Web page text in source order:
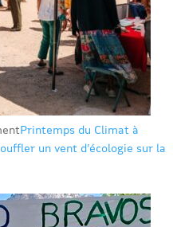
Printemps du Climat à
un vent d’écologie sur la